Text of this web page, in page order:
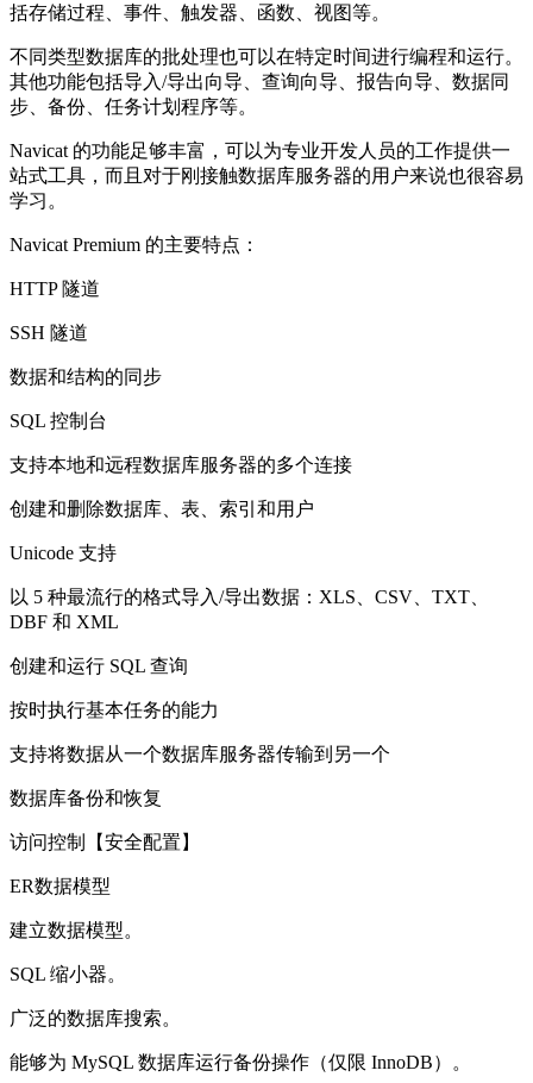
括存储过程、事件、触发器、函数、视图等。
不同类型数据库的批处理也可以在特定时间进行编程和运行。
其他功能包括导入/导出向导、查询向导、报告向导、数据同
步、备份、任务计划程序等。
Navicat 的功能足够丰富，可以为专业开发人员的工作提供一
站式工具，而且对于刚接触数据库服务器的用户来说也很容易
学习。
Navicat Premium 的主要特点：
HTTP 隧道
SSH 隧道
数据和结构的同步
SQL 控制台
支持本地和远程数据库服务器的多个连接
创建和删除数据库、表、索引和用户
Unicode 支持
以 5 种最流行的格式导入/导出数据：XLS、CSV、TXT、
DBF 和 XML
创建和运行 SQL 查询
按时执行基本任务的能力
支持将数据从一个数据库服务器传输到另一个
数据库备份和恢复
访问控制【安全配置】
ER数据模型
建立数据模型。
SQL 缩小器。
广泛的数据库搜索。
能够为 MySQL 数据库运行备份操作（仅限 InnoDB）。